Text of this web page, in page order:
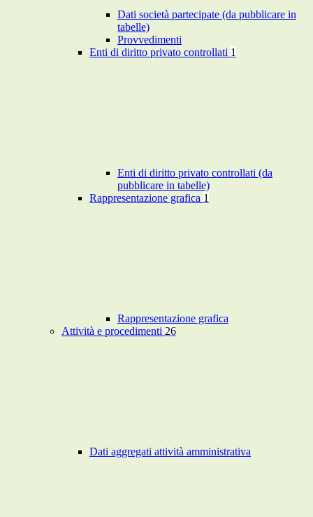
Dati società partecipate (da pubblicare in
tabelle)
Provvedimenti
Enti di diritto privato controllati 1
Enti di diritto privato controllati (da
pubblicare in tabelle)
Rappresentazione grafica 1
Rappresentazione grafica
Attività e procedimenti 26
Dati aggregati attività amministrativa